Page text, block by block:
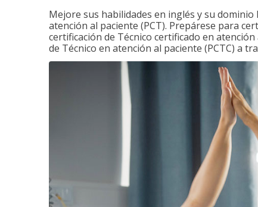
Mejore sus habilidades en inglés y su
atención al paciente (PCT). Prepárese para
certificación de Técnico certificado en
de Técnico en atención al paciente (PCTC) a